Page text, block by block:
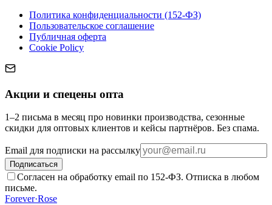
Политика конфиденциальности (152-ФЗ)
Пользовательское соглашение
Публичная оферта
Cookie Policy
Акции и спецены опта
1–2 письма в месяц про новинки производства, сезонные
скидки для оптовых клиентов и кейсы партнёров. Без спама.
Email для подписки на рассылку
Подписаться
Согласен на обработку email по 152-ФЗ. Отписка в любом
письме.
Forever·Rose